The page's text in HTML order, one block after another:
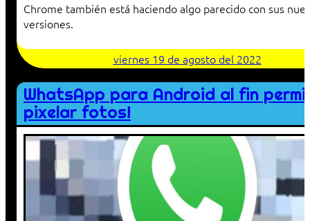
Chrome también está haciendo algo parecido con sus
versiones.
viernes 19 de agosto del 2022
WhatsApp para Android al fin
pixelar fotos!